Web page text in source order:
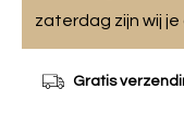
zaterdag zijn wij
Gratis